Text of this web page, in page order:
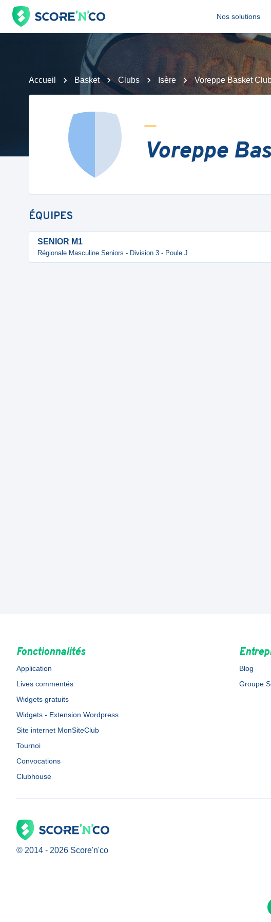
Nos solutions
Accueil Basket Clubs Isère Voreppe Basket
Voreppe
ÉQUIPES
SENIOR M1
Régionale Masculine Seniors - Division 3 - Poule J
Fonctionnalités
Application
Lives commentés
Widgets gratuits
Widgets - Extension Wordpress
Site internet MonSiteClub
Tournoi
Convocations
Clubhouse
Blog
Groupe
© 2014 - 2026 Score'n'co